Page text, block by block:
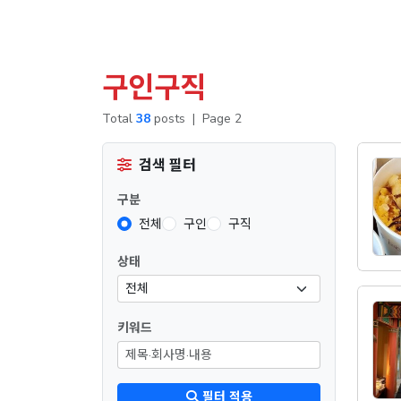
구인구직
Total 38 posts | Page 2
검색 필터
구분
전체
구인 구직
상태
키워드
필터 적용